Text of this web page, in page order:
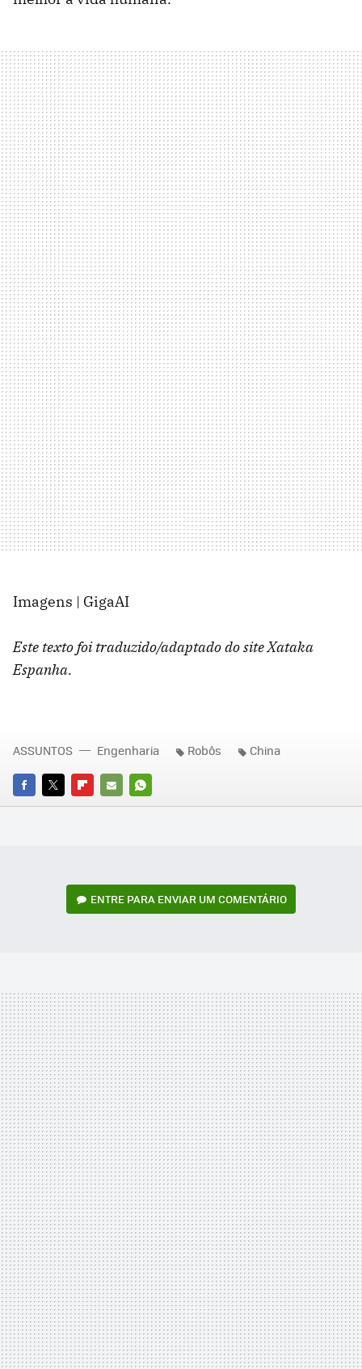
Imagens | GigaAI
Este texto foi traduzido/adaptado do site Xataka
Espanha.
FACEBOOK
TWITTERFLIPBOARD
E-
WHATSAPP
ASSUNTOS Engenharia Robôs China
ENTRE PARA ENVIAR UM COMENTÁRIO